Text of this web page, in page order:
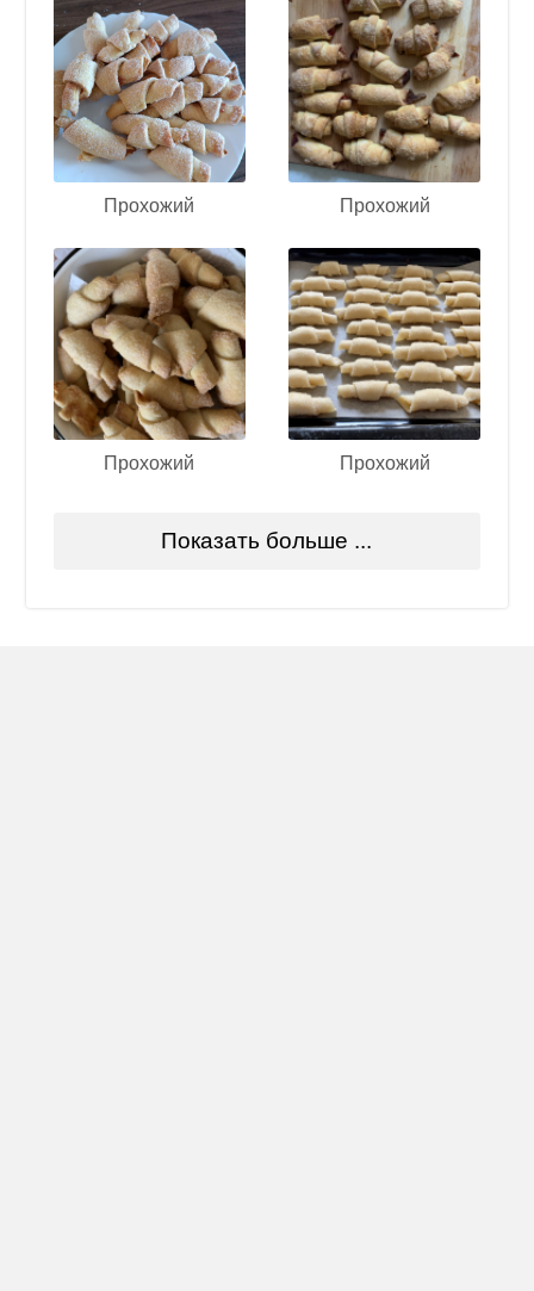
Прохожий Прохожий
Прохожий Прохожий
Показать больше ...